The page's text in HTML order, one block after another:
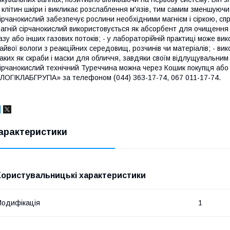
клітин шкіри і викликає розслаблення м'язів, тим самим
забезпечує рослини необхідними магнієм і сіркою,
сірчанокислий використовується як абсорбент для
або інших газових потоків; - у лабораторійній практиці може
вологи з реакційних середовищ, розчинів чи матеріалів; -
як скраби і маски для обличчя, завдяки своїм
технічний Туреччина можна через Кошик покупця
за телефоном (044) 363-17-74, 067 011-17-74.
характеристики
1